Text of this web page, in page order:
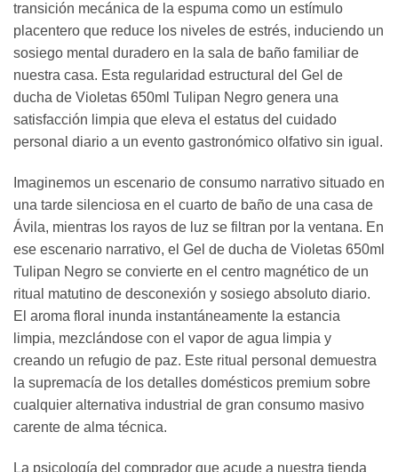
transición mecánica de la espuma como un estímulo
placentero que reduce los niveles de estrés, induciendo un
sosiego mental duradero en la sala de baño familiar de
nuestra casa. Esta regularidad estructural del Gel de
ducha de Violetas 650ml Tulipan Negro genera una
satisfacción limpia que eleva el estatus del cuidado
personal diario a un evento gastronómico olfativo sin igual.
Imaginemos un escenario de consumo narrativo situado en
una tarde silenciosa en el cuarto de baño de una casa de
Ávila, mientras los rayos de luz se filtran por la ventana. En
ese escenario narrativo, el Gel de ducha de Violetas 650ml
Tulipan Negro se convierte en el centro magnético de un
ritual matutino de desconexión y sosiego absoluto diario.
El aroma floral inunda instantáneamente la estancia
limpia, mezclándose con el vapor de agua limpia y
creando un refugio de paz. Este ritual personal demuestra
la supremacía de los detalles domésticos premium sobre
cualquier alternativa industrial de gran consumo masivo
carente de alma técnica.
La psicología del comprador que acude a nuestra tienda